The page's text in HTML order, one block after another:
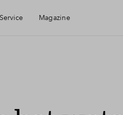
Service Magazine